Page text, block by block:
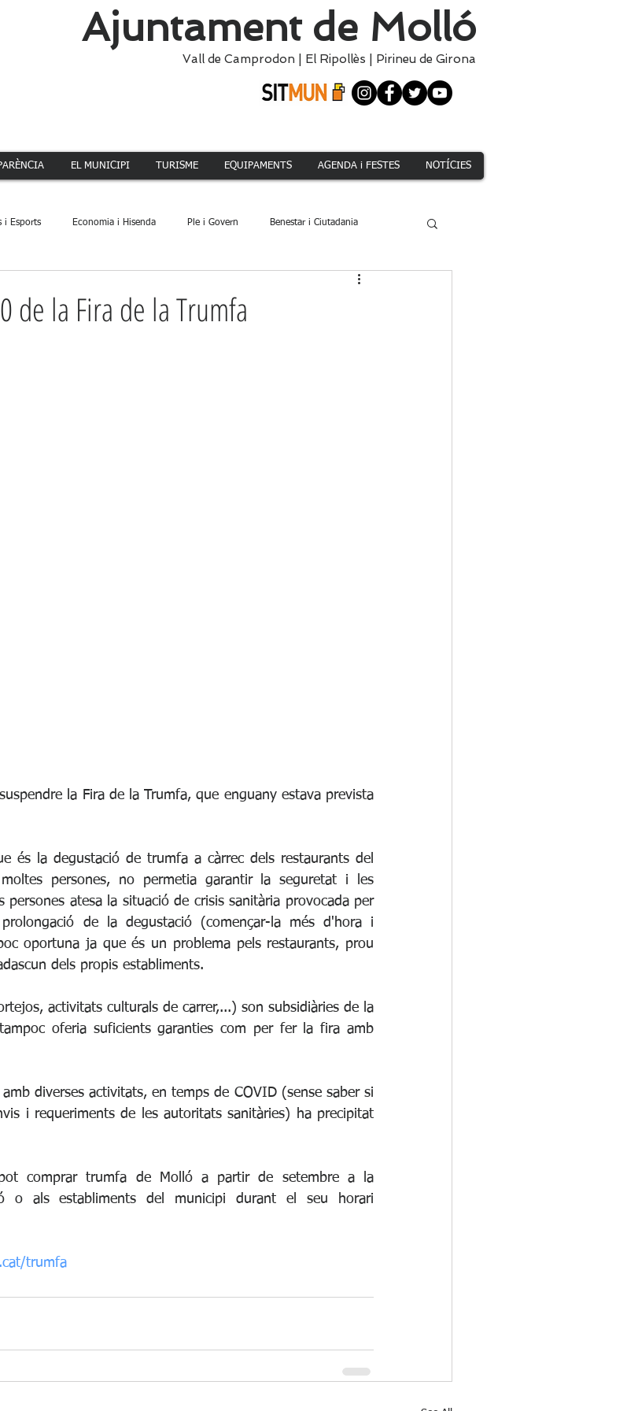
Ajuntament de Molló
Vall de Camprodon El Ripollès Pirineu de Girona
EL MUNICIPI TURISME EQUIPAMENTS AGENDA i FESTES NOTÍCIES
i Esports Economia i Hisenda Ple i Govern Benestar i Ciutadania
Acció Climàtica i Medi Natural
de la Fira de la Trumfa
la Fira de la Trumfa, que enguany estava prevista
és la degustació de trumfa a càrrec dels restaurants del
persones, no permetia garantir la seguretat i les
persones atesa la situació de crisis sanitària provocada per
de la degustació (començar-la més d'hora i
oportuna ja que és un problema pels restaurants, prou
dels propis establiments.
activitats culturals de carrer,...) son subsidiàries de la
oferia suficients garanties com per fer la fira amb
diverses activitats, en temps de COVID (sense saber si
i requeriments de les autoritats sanitàries) ha precipitat
comprar trumfa de Molló a partir de setembre a la
o als establiments del municipi durant el seu horari
trumfa